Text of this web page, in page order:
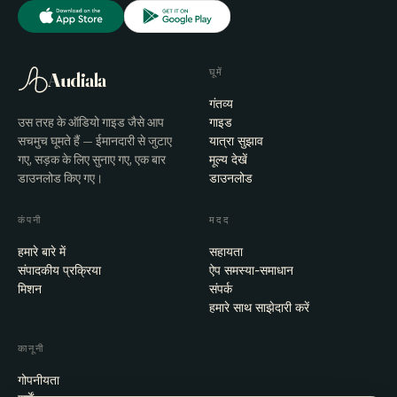
Audiala
उस तरह के ऑडियो गाइड जैसे आप
सचमुच घूमते हैं — ईमानदारी से जुटाए
गए, सड़क के लिए सुनाए गए, एक बार
डाउनलोड किए गए।
घूमें
गंतव्य
गाइड
यात्रा सुझाव
मूल्य देखें
डाउनलोड
कंपनी
हमारे बारे में
संपादकीय प्रक्रिया
मिशन
मदद
सहायता
ऐप समस्या-समाधान
संपर्क
हमारे साथ साझेदारी करें
कानूनी
गोपनीयता